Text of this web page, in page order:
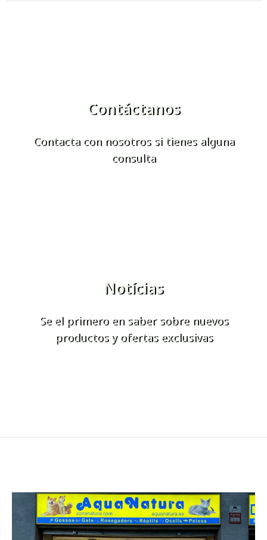
Contáctanos
Contacta con nosotros si tienes alguna
consulta
Notícias
Se el primero en saber sobre nuevos
productos y ofertas exclusivas